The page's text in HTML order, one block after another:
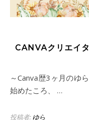
CANVAクリエイ
～Canva歴3ヶ月のゆらが応募してみた～ はじめに Canvaを
始めたころ、 …
投稿者: ゆら